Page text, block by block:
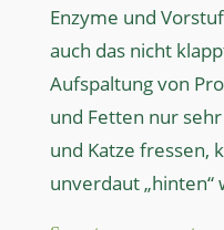
Enzyme und
auch das nicht
Aufspaltung von
und Fetten nur
und Katze fressen,
unverdaut „hinten“